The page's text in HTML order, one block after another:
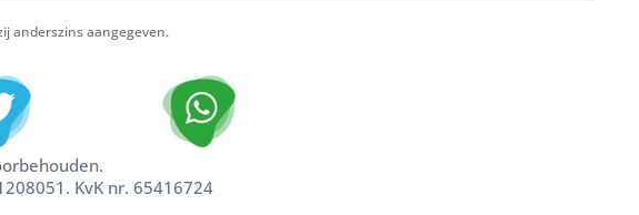
anderszins aangegeven.
KvK nr. 65416724